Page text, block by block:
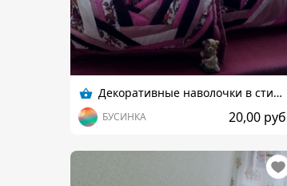
Декоративные наволочки в стиле пэчворк
БУСИНКА 20,00 руб